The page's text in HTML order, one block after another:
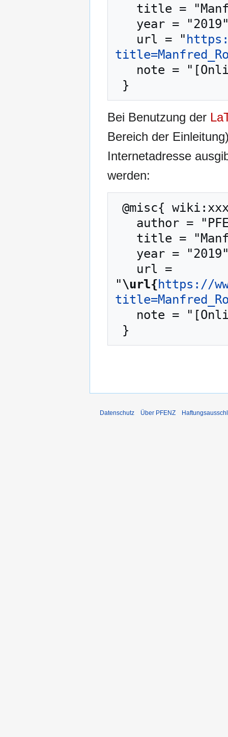
   url = "
Bei Benutzung der
Bereich der
Internetadresse
werden:
"\url{https://
Datenschutz Über PFENZ